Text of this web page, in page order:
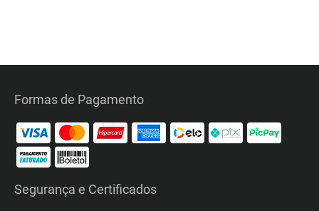
Formas de Pagamento
Segurança e Certificados